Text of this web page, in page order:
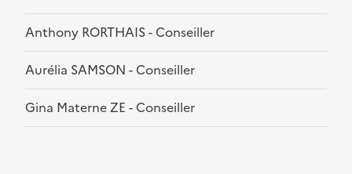
Anthony RORTHAIS - Conseiller
Aurélia SAMSON - Conseiller
Gina Materne ZE - Conseiller